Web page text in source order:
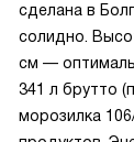
сделана в
солидно.
см —
341 л брутто
морозилка